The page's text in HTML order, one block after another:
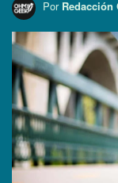
Por Redacción